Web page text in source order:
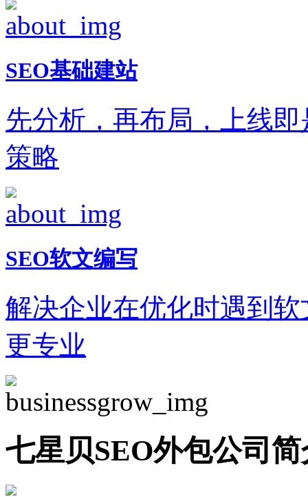
SEO基础建站
先分析，再布局，上线
策略
SEO软文编写
解决企业在优化时遇到
更专业
七星贝SEO外包公司简